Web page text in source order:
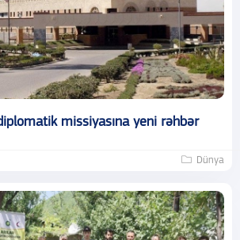
missiyasına yeni rəhbər
Dünya